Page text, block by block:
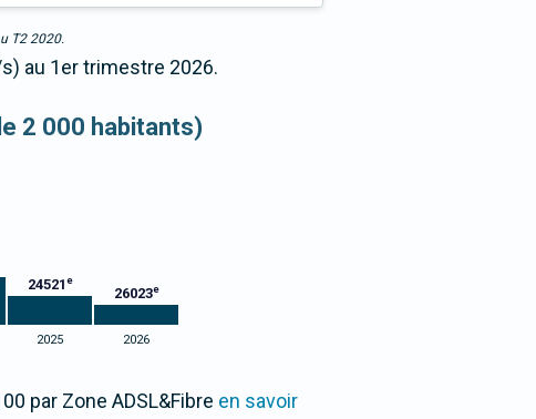
T2 2020.
au 1er trimestre 2026.
2 000 habitants)
24521 e
26023e
2025 2026
par Zone ADSL&Fibre en savoir